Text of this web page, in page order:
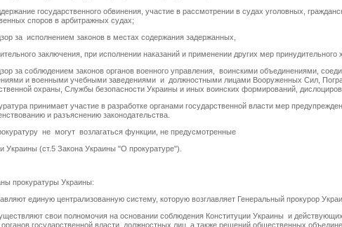
государственного обвинения, участие в рассмотрении в судах уголовных,
споров в арбитражных судах;
за исполнением законов в местах содержания задержанных,
заключения, при исполнении наказаний и применении других мер
за соблюдением законов органов военного управления, воинскими объединениями,
и военными учебными заведениями и должностными лицами Вооруженных Сил,
охраны, Службы безопасности Украины и иных воинских формирований,
принимает участие в разработке органами государственной власти мер
и разъяснению законодательства.
не могут возлагаться функции, не предусмотренные
Украины (ст.5 Закона Украины "О прокуратуре").
прокуратуры Украины:
единую централизованную систему, которую возглавляет Генеральный прокурор
свои полномочия на основании соблюдения Конституции Украины и действующих
государственной власти, должностных лиц, а также решений общественных